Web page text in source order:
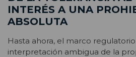
INTERÉS A UNA
ABSOLUTA
Hasta ahora, el marco
interpretación ambigua de la